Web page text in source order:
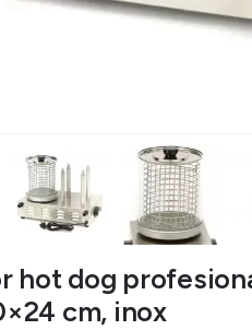
hot dog
cm, inox